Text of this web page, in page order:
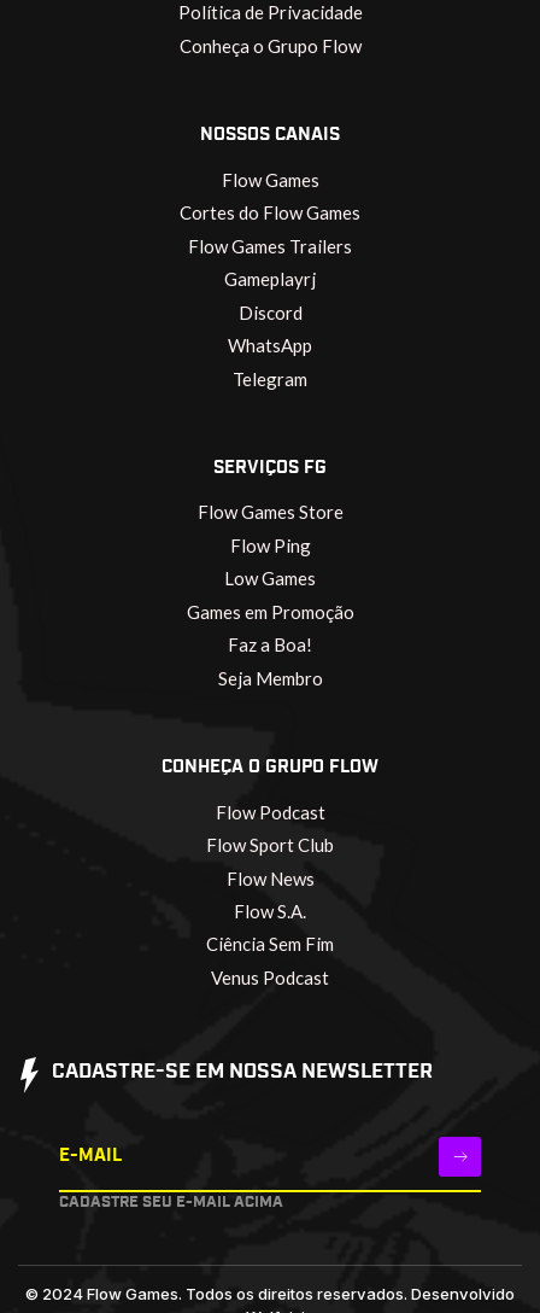
Política de Privacidade
Conheça o Grupo Flow
NOSSOS CANAIS
Flow Games
Cortes do Flow Games
Flow Games Trailers
Gameplayrj
Discord
WhatsApp
Telegram
SERVIÇOS FG
Flow Games Store
Flow Ping
Low Games
Games em Promoção
Faz a Boa!
Seja Membro
CONHEÇA O GRUPO FLOW
Flow Podcast
Flow Sport Club
Flow News
Flow S.A.
Ciência Sem Fim
Venus Podcast
CADASTRE-SE EM NOSSA NEWSLETTER
E-MAIL
CADASTRE SEU E-MAIL ACIMA
© 2024 Flow Games. Todos os direitos reservados. Desenvolvido